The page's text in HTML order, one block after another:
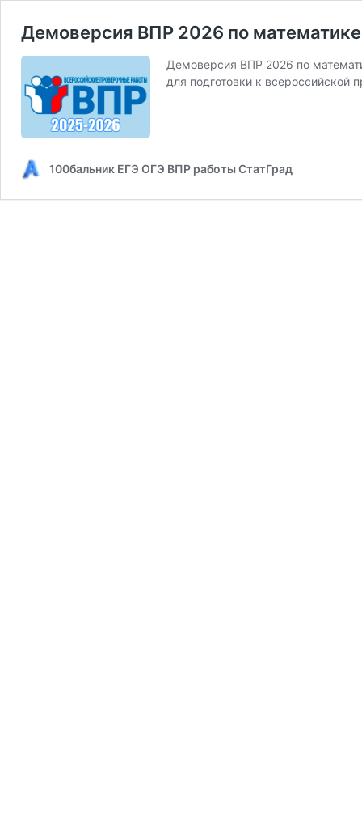
Демоверсия ВПР 2026 по
Демоверсия ВПР 2026 по
для подготовки к всероссийской
100бальник ЕГЭ ОГЭ ВПР работы СтатГрад